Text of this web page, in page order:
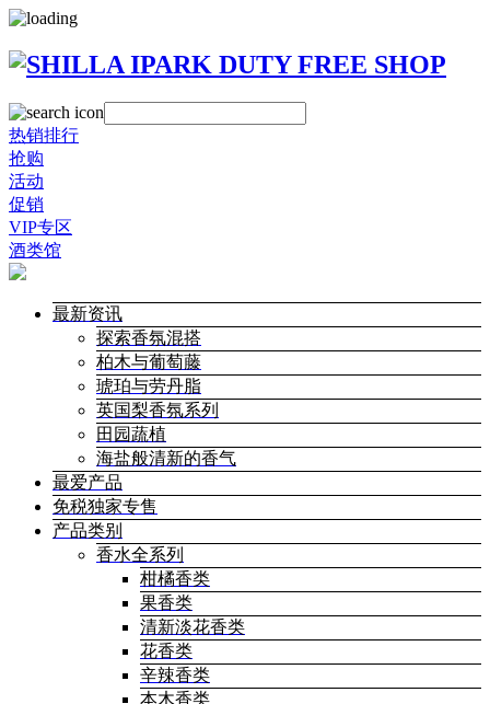
热销排行
抢购
活动
促销
VIP专区
酒类馆
最新资讯
探索香氛混搭
柏木与葡萄藤
琥珀与劳丹脂
英国梨香氛系列
田园蔬植
海盐般清新的香气
最爱产品
免税独家专售
产品类别
香水全系列
柑橘香类
果香类
清新淡花香类
花香类
辛辣香类
本木香类